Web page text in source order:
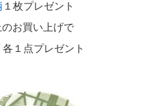
１枚プレゼント
お買い上げで
１点プレゼント